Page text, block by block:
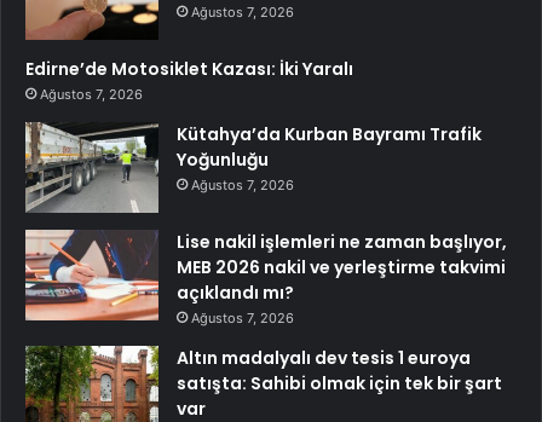
Ağustos 7, 2026
Edirne’de Motosiklet Kazası: İki Yaralı
Ağustos 7, 2026
Kütahya’da Kurban Bayramı Trafik
Yoğunluğu
Ağustos 7, 2026
Lise nakil işlemleri ne zaman başlıyor,
MEB 2026 nakil ve yerleştirme takvimi
açıklandı mı?
Ağustos 7, 2026
Altın madalyalı dev tesis 1 euroya
satışta: Sahibi olmak için tek bir şart
var